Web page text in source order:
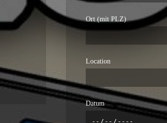
Ort (mit PLZ)
Location
Datum